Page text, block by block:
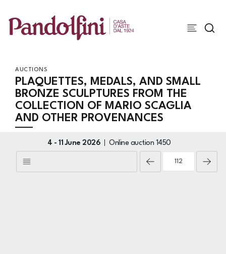
AUCTIONS
PLAQUETTES, MEDALS, AND SMALL
BRONZE SCULPTURES FROM THE
COLLECTION OF MARIO SCAGLIA
AND OTHER PROVENANCES
4 -11 June 2026 Online auction 1450